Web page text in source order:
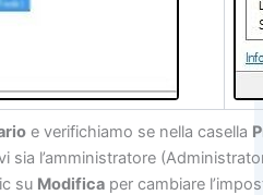
e verifichiamo se nella casella
sia l’amministratore
su Modifica per cambiare